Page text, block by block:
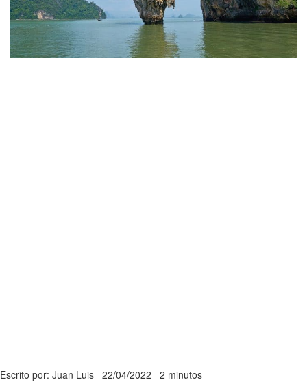
Escrito por: Juan Luis 22/04/2022 2 minutos